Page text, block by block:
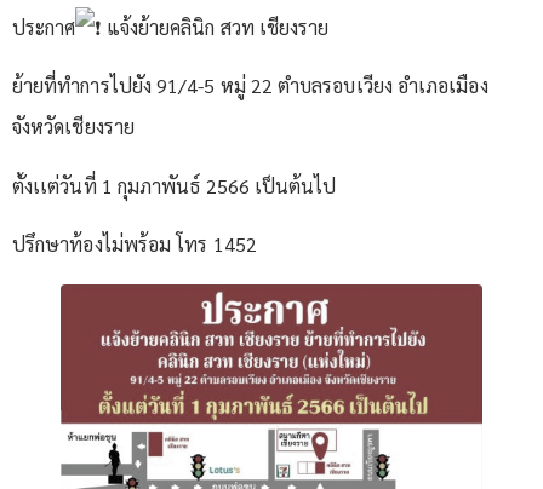
ประกาศ แจ้งย้ายคลินิก สวท เชียงราย
ย้ายที่ทำการไปยัง 91/4-5 หมู่ 22 ตำบลรอบเวียง อำเภอเมือง
จังหวัดเชียงราย
ตั้งเเต่วันที่ 1 กุมภาพันธ์ 2566 เป็นต้นไป
ปรึกษาท้องไม่พร้อม โทร 1452